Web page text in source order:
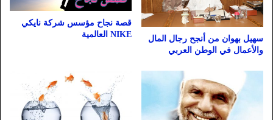
سهيل بهوان من أنجح رجال المال
والأعمال في الوطن العربي
قصة نجاح مؤسس شركة نايكي
NIKE العالمية